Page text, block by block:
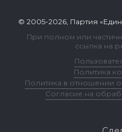
© 2005-2026, Партия
При полном или
ссылка на
Политика
Политика в отношении
Согласие на